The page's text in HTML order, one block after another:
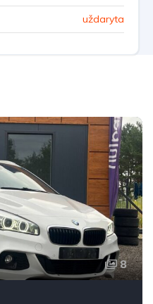
uždaryta
8